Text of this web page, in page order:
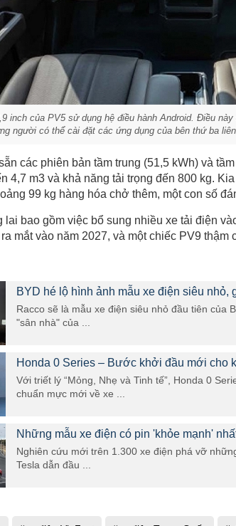
inch của PV5 sử dụng hệ điều hành Android. Điều
người có thể cài đặt các ứng dụng của bên thứ ba
các phiên bản tầm trung (51,5 kWh) và
4,7 m3 và khả năng tải trọng đến 800 kg.
99 kg hàng hóa chở thêm, một con số
lai bao gồm việc bổ sung nhiều xe tải điện
mắt vào năm 2027, và một chiếc PV9
BYD hé lộ hình ảnh mẫu xe điện siêu nhỏ,
Racco sẽ là mẫu xe điện siêu nhỏ đầu tiên của
"sân nhà" của ...
Honda 0 Series – Bước khởi đầu mới cho
Với triết lý “Mỏng, Nhẹ và Tinh tế”, Honda 0
chuẩn mực mới về xe ...
Những mẫu xe điện có pin 'khỏe mạnh'
Nghiên cứu mới trên 1.300 xe điện phá vỡ
Tesla dẫn đầu ...